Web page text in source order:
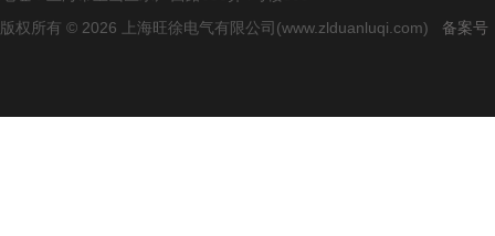
版权所有 © 2026 上海旺徐电气有限公司(www.zlduanluqi.com) 备案号